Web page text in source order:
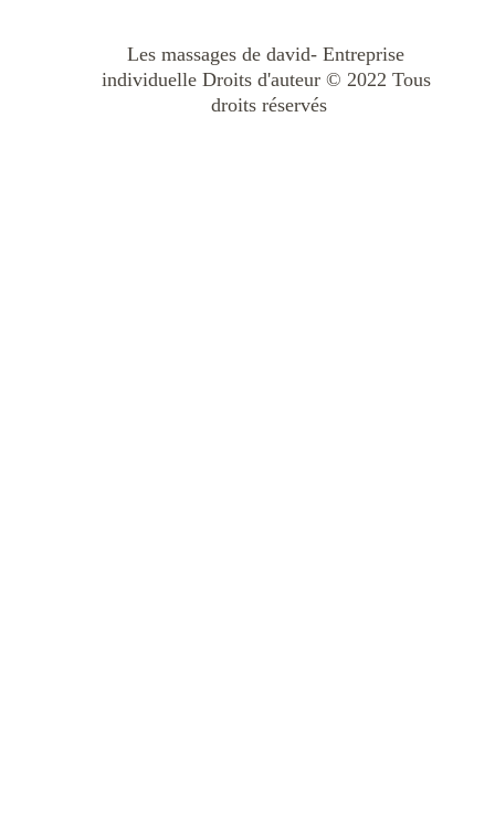
Les massages de david- Entreprise
individuelle Droits d'auteur © 2022 Tous
droits réservés